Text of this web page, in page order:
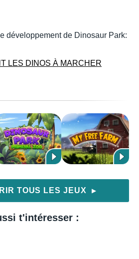
développement de Dinosaur Park:
LES DINOS À MARCHER
TOUS LES JEUX ▶
t'intéresser :